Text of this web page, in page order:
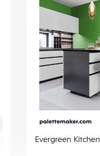
Evergreen Kitchen